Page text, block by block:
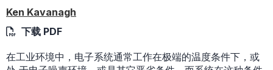
Ken Kavanagh
下载 PDF
在工业环境中，电子系统通常工作在极端的温度条件下，或